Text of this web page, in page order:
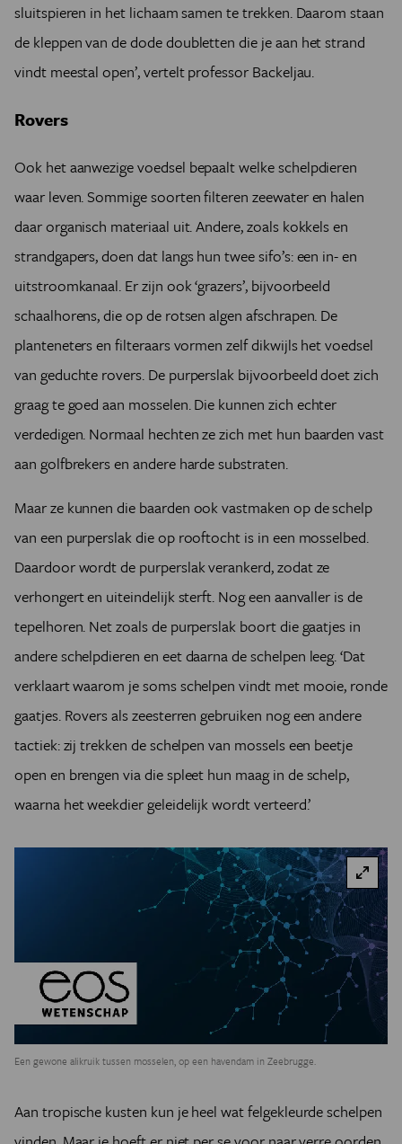
sluitspieren in het lichaam samen te trekken. Daarom staan
de kleppen van de dode doubletten die je aan het strand
vindt meestal open’, vertelt professor Backeljau.
Rovers
Ook het aanwezige voedsel bepaalt welke schelpdieren
waar leven. Sommige soorten filteren zeewater en halen
daar organisch materiaal uit. Andere, zoals kokkels en
strandgapers, doen dat langs hun twee sifo’s: een in- en
uitstroomkanaal. Er zijn ook ‘grazers’, bijvoorbeeld
schaalhorens, die op de rotsen algen afschrapen. De
planteneters en filteraars vormen zelf dikwijls het voedsel
van geduchte rovers. De purperslak bijvoorbeeld doet zich
graag te goed aan mosselen. Die kunnen zich echter
verdedigen. Normaal hechten ze zich met hun baarden vast
aan golfbrekers en andere harde substraten.
Maar ze kunnen die baarden ook vastmaken op de schelp
van een purperslak die op rooftocht is in een mosselbed.
Daardoor wordt de purperslak verankerd, zodat ze
verhongert en uiteindelijk sterft. Nog een aanvaller is de
tepelhoren. Net zoals de purperslak boort die gaatjes in
andere schelpdieren en eet daarna de schelpen leeg. ‘Dat
verklaart waarom je soms schelpen vindt met mooie, ronde
gaatjes. Rovers als zeesterren gebruiken nog een andere
tactiek: zij trekken de schelpen van mossels een beetje
open en brengen via die spleet hun maag in de schelp,
waarna het weekdier geleidelijk wordt verteerd.’
Een gewone alikruik tussen mosselen, op een havendam in Zeebrugge.
Aan tropische kusten kun je heel wat felgekleurde schelpen